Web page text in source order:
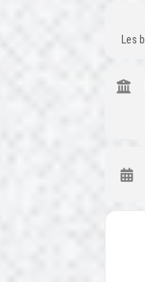
Les